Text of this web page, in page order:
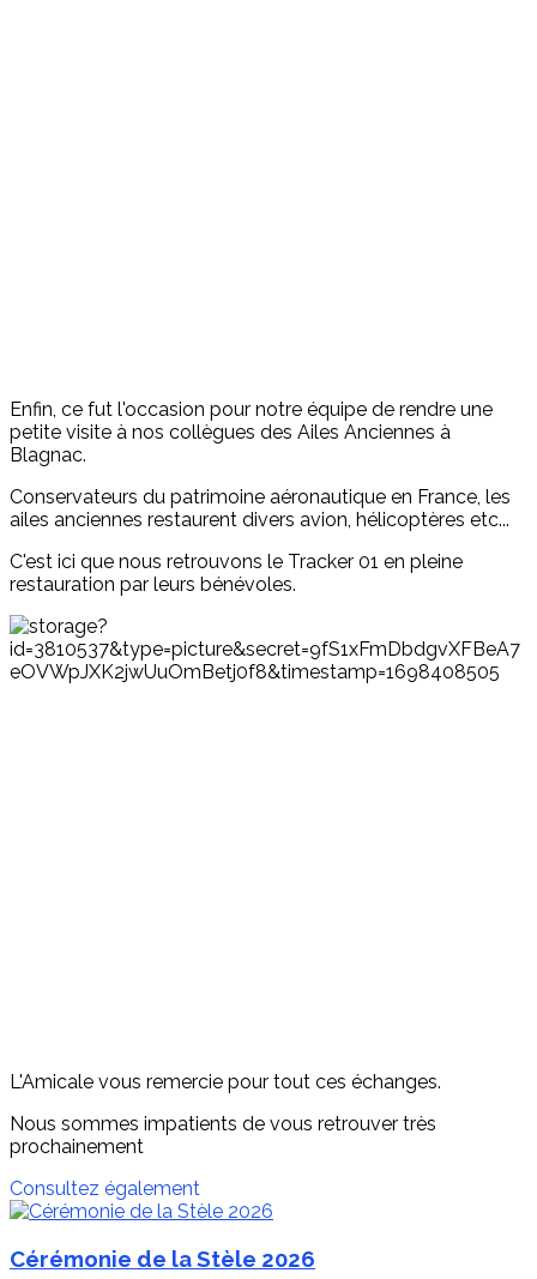
Enfin, ce fut l'occasion pour notre équipe de rendre une
petite visite à nos collègues des Ailes Anciennes à
Blagnac.
Conservateurs du patrimoine aéronautique en France, les
ailes anciennes restaurent divers avion, hélicoptères etc...
C'est ici que nous retrouvons le Tracker 01 en pleine
restauration par leurs bénévoles.
L'Amicale vous remercie pour tout ces échanges.
Nous sommes impatients de vous retrouver très
prochainement
Consultez également
Cérémonie de la Stèle 2026